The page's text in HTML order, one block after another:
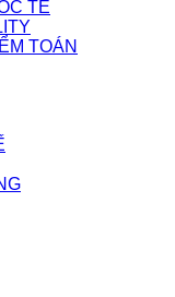
TẾ
TOÁN